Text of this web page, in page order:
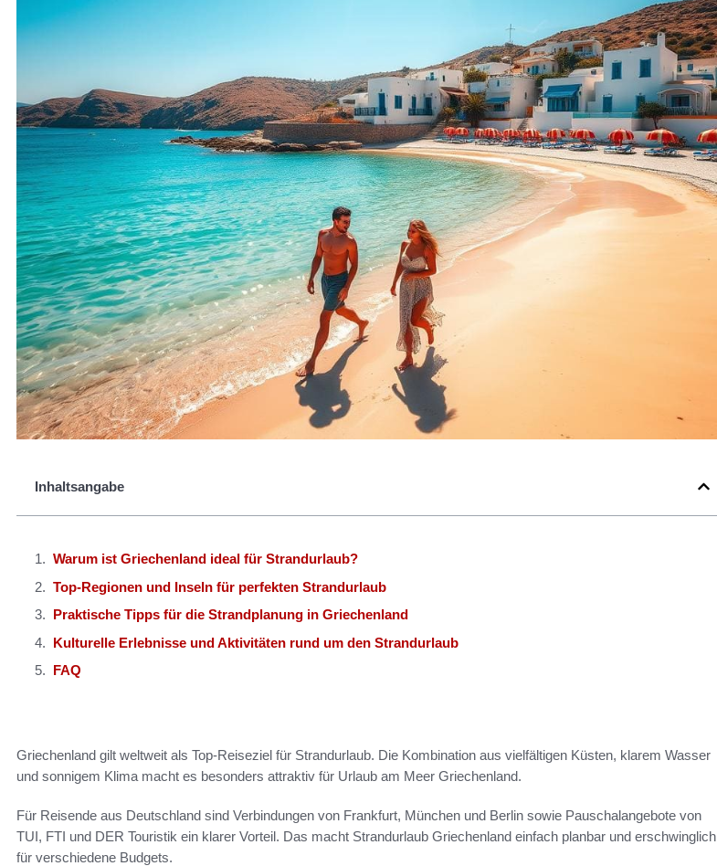
Inhaltsangabe
Warum ist Griechenland ideal für Strandurlaub?
Top-Regionen und Inseln für perfekten Strandurlaub
Praktische Tipps für die Strandplanung in Griechenland
Kulturelle Erlebnisse und Aktivitäten rund um den Strandurlaub
FAQ
Griechenland gilt weltweit als Top-Reiseziel für Strandurlaub. Die Kombination aus vielfältigen Küsten, klarem Wasser
und sonnigem Klima macht es besonders attraktiv für Urlaub am Meer Griechenland.
Für Reisende aus Deutschland sind Verbindungen von Frankfurt, München und Berlin sowie Pauschalangebote von
TUI, FTI und DER Touristik ein klarer Vorteil. Das macht Strandurlaub Griechenland einfach planbar und erschwinglich
für verschiedene Budgets.